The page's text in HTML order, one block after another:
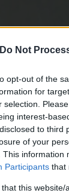
Do Not
opt-out of the
for
selection.
interest-
to third
of your
This information
Participants that
that this